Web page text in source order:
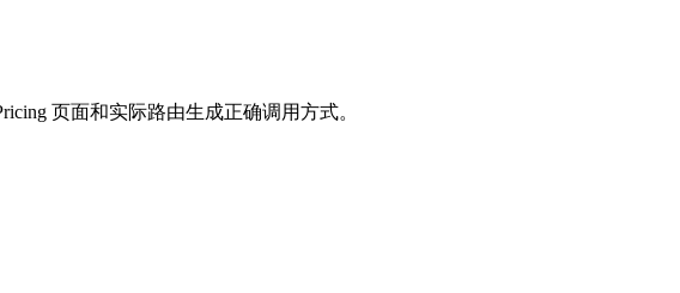
页面和实际路由生成正确调用方式。